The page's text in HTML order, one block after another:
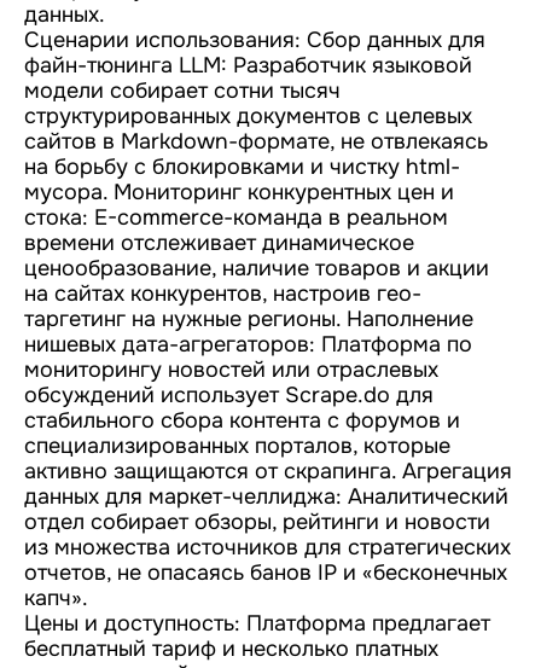
данных.
Сценарии использования: Сбор данных для
файн-тюнинга LLM: Разработчик языковой
модели собирает сотни тысяч
структурированных документов с целевых
сайтов в Markdown-формате, не отвлекаясь
на борьбу с блокировками и чистку html-
мусора. Мониторинг конкурентных цен и
стока: E-commerce-команда в реальном
времени отслеживает динамическое
ценообразование, наличие товаров и акции
на сайтах конкурентов, настроив гео-
таргетинг на нужные регионы. Наполнение
нишевых дата-агрегаторов: Платформа по
мониторингу новостей или отраслевых
обсуждений использует Scrape.do для
стабильного сбора контента с форумов и
специализированных порталов, которые
активно защищаются от скрапинга. Агрегация
данных для маркет-челлиджа: Аналитический
отдел собирает обзоры, рейтинги и новости
из множества источников для стратегических
отчетов, не опасаясь банов IP и «бесконечных
капч».
Цены и доступность: Платформа предлагает
бесплатный тариф и несколько платных